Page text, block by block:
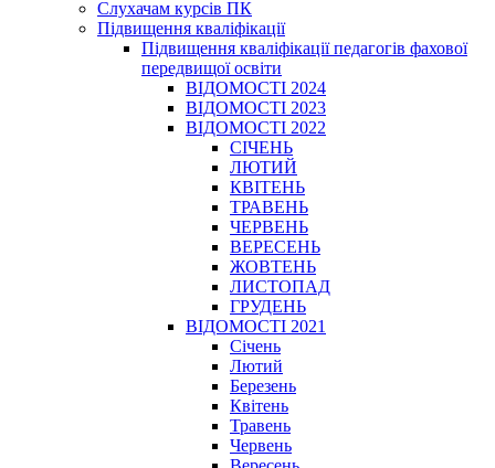
Слухачам курсів ПК
Підвищення кваліфікації
Підвищення кваліфікації педагогів фахової
передвищої освіти
ВІДОМОСТІ 2024
ВІДОМОСТІ 2023
ВІДОМОСТІ 2022
СІЧЕНЬ
ЛЮТИЙ
КВІТЕНЬ
ТРАВЕНЬ
ЧЕРВЕНЬ
ВЕРЕСЕНЬ
ЖОВТЕНЬ
ЛИСТОПАД
ГРУДЕНЬ
ВІДОМОСТІ 2021
Січень
Лютий
Березень
Квітень
Травень
Червень